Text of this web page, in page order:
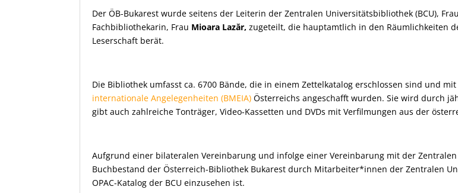
Der ÖB-Bukarest wurde seitens der Leiterin der Zentralen Universitätsbibliothek (BCU),
Fachbibliothekarin, Frau Mioara Lazăr, zugeteilt, die hauptamtlich in den Räumlichkeiten
Leserschaft berät.
Die Bibliothek umfasst ca. 6700 Bände, die in einem Zettelkatalog erschlossen sind und
internationale Angelegenheiten (BMEIA) Österreichs angeschafft wurden. Sie wird durch
gibt auch zahlreiche Tonträger, Video-Kassetten und DVDs mit Verfilmungen aus der
Aufgrund einer bilateralen Vereinbarung und infolge einer Vereinbarung mit der
Buchbestand der Österreich-Bibliothek Bukarest durch Mitarbeiter*innen der Zentralen
OPAC-Katalog der BCU einzusehen ist.